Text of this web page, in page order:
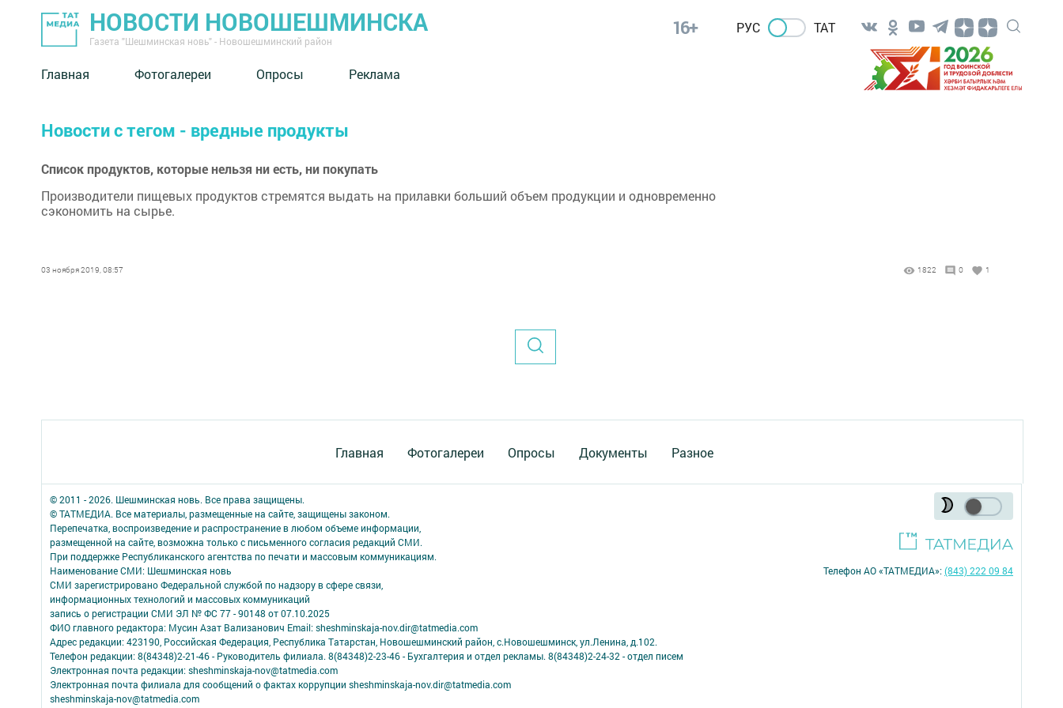
НОВОСТИ НОВОШЕШМИНСКА
Газета "Шешминская новь" - Новошешминский район
16+ РУС ТАТ
Главная Фотогалереи Опросы Реклама
Новости с тегом - вредные продукты
Список продуктов, которые нельзя ни есть, ни покупать
Производители пищевых продуктов стремятся выдать на прилавки больший объем продукции и одновременно
сэкономить на сырье.
03 ноября 2019, 08:57 1822 0 1
Главная Фотогалереи Опросы Документы Разное
© 2011 - 2026. Шешминская новь. Все права защищены.
© ТАТМЕДИА. Все материалы, размещенные на сайте, защищены законом.
Перепечатка, воспроизведение и распространение в любом объеме информации,
размещенной на сайте, возможна только с письменного согласия редакций СМИ.
При поддержке Республиканского агентства по печати и массовым коммуникациям.
Наименование СМИ: Шешминская новь
СМИ зарегистрировано Федеральной службой по надзору в сфере связи,
информационных технологий и массовых коммуникаций
запись о регистрации СМИ ЭЛ № ФС 77 - 90148 от 07.10.2025
ФИО главного редактора: Мусин Азат Вализанович Email: sheshminskaja-nov.dir@tatmedia.com
Адрес редакции: 423190, Российская Федерация, Республика Татарстан, Новошешминский район, с.Новошешминск, ул.Ленина, д.102.
Телефон редакции: 8(84348)2-21-46 - Руководитель филиала. 8(84348)2-23-46 - Бухгалтерия и отдел рекламы. 8(84348)2-24-32 - отдел писем
Электронная почта редакции: sheshminskaja-nov@tatmedia.com
Электронная почта филиала для сообщений о фактах коррупции sheshminskaja-nov.dir@tatmedia.com
sheshminskaja-nov@tatmedia.com
Телефон АО «ТАТМЕДИА»:(843) 222 09 84